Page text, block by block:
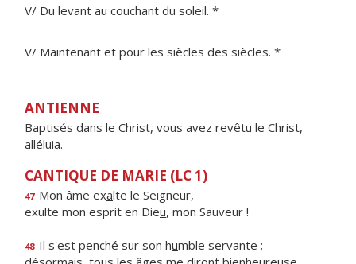
V/ Du levant au couchant du soleil. *
V/ Maintenant et pour les siècles des siècles. *
ANTIENNE
Baptisés dans le Christ, vous avez revêtu le Christ,
alléluia.
CANTIQUE DE MARIE (LC 1)
47 Mon âme exalte le Seigneur,
exulte mon esprit en Dieu, mon Sauveur !
48 Il s'est penché sur son humble servante ;